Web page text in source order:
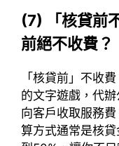
(7) 「核貸前
前絕不收費？
「核貸前」不收
的文字遊戲，代
向客戶收取服務
算方式通常是核